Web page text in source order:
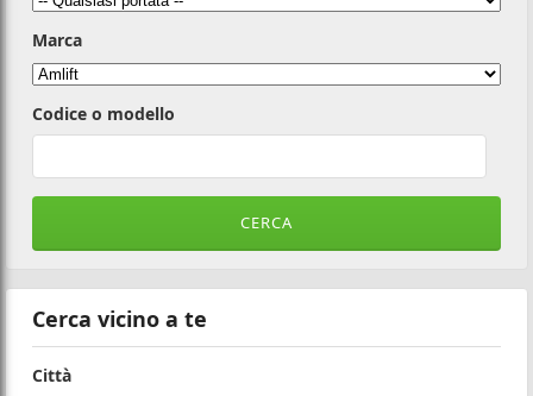
Marca
Codice o modello
Cerca vicino a te
Città